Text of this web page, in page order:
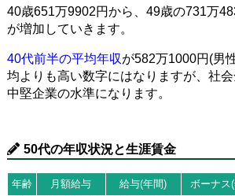
40歳651万9902円から、49歳の731万
が増加していきます。
40代前半の平均年収が582万1000円(男
均よりも高い数字にはなりますが、社
中堅企業の水準になります。
50代の年収状況と生涯賃金
年齢 月額給与 給与(年間) ボーナス